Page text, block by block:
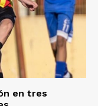
en tres